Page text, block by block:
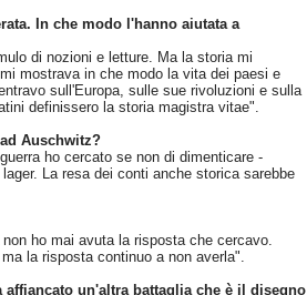
In che modo l'hanno aiutata a
di nozioni e letture. Ma la storia mi
mostrava in che modo la vita dei paesi e
sull'Europa, sulle sue rivoluzioni e sulla
definissero la storia magistra vitae".
Auschwitz?
ho cercato se non di dimenticare -
La resa dei conti anche storica sarebbe
ho mai avuta la risposta che cercavo.
la risposta continuo a non averla".
un'altra battaglia che è il disegno